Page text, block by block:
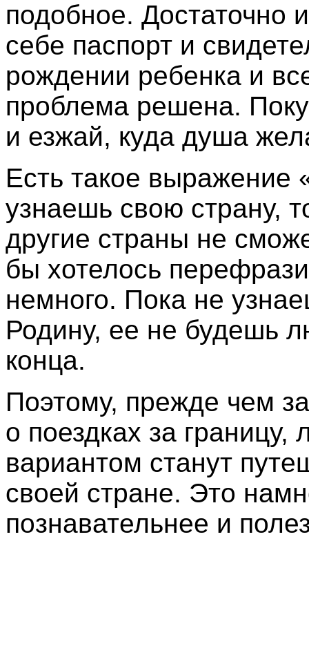
подобное. Достаточно
себе паспорт и
рождении ребенка и
проблема решена.
и езжай, куда душа
Есть такое выражение
узнаешь свою страну,
другие страны не
бы хотелось
немного. Пока не
Родину, ее не будешь
конца.
Поэтому, прежде чем
о поездках за границу,
вариантом станут
своей стране. Это
познавательнее и